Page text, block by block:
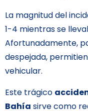
La magnitud del
1-4 mientras se
Afortunadamente,
despejada,
vehicular.
Este trágico
Bahía sirve como